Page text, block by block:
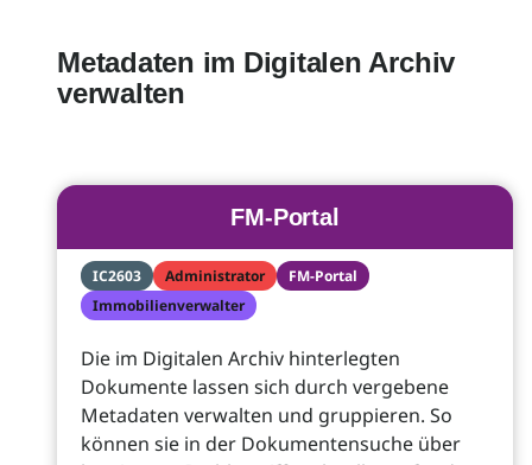
Metadaten im Digitalen Archiv
verwalten
FM-Portal
IC2603 Administrator
FM-Portal
Immobilienverwalter
Die im Digitalen Archiv hinterlegten
Dokumente lassen sich durch vergebene
Metadaten verwalten und gruppieren. So
können sie in der Dokumentensuche über